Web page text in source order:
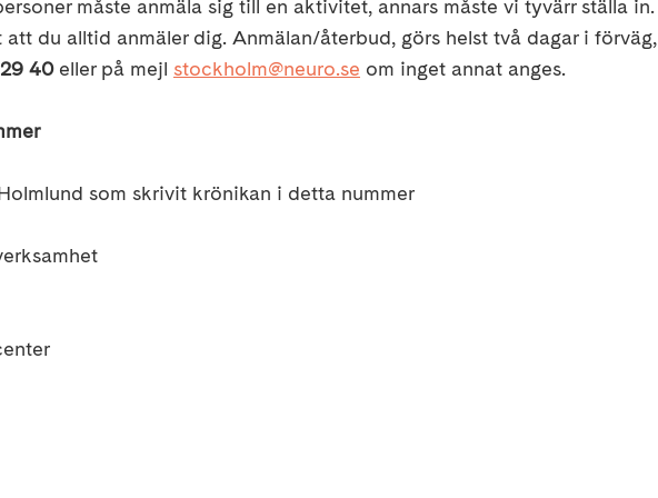
måste anmäla sig till en aktivitet, annars måste vi tyvärr ställa in.
du alltid anmäler dig. Anmälan/återbud, görs helst två dagar i förväg,
40eller på mejl stockholm@neuro.se om inget annat anges.
som skrivit krönikan i detta nummer